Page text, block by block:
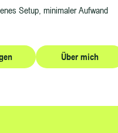
Setup, minimaler Aufwand
Über mich